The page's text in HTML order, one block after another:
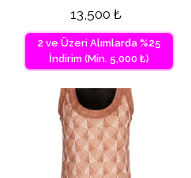
13,500 ₺
2 ve Üzeri Alımlarda %25
İndirim (Min. 5,000 ₺)